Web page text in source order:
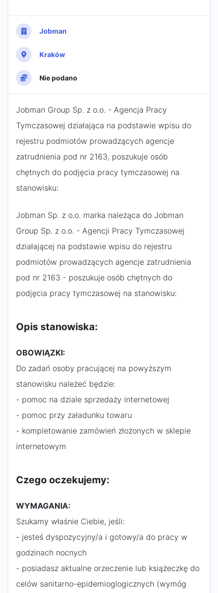
Jobman
Kraków
Nie podano
Jobman Group Sp. z o.o. - Agencja Pracy
Tymczasowej działająca na podstawie wpisu do
rejestru podmiotów prowadzących agencje
zatrudnienia pod nr 2163, poszukuje osób
chętnych do podjęcia pracy tymczasowej na
stanowisku:
Jobman Sp. z o.o. marka należąca do Jobman
Group Sp. z o.o. - Agencji Pracy Tymczasowej
działającej na podstawie wpisu do rejestru
podmiotów prowadzących agencje zatrudnienia
pod nr 2163 - poszukuje osób chętnych do
podjęcia pracy tymczasowej na stanowisku:
Opis stanowiska:
OBOWIĄZKI:
Do zadań osoby pracującej na powyższym
stanowisku należeć będzie:
- pomoc na dziale sprzedaży internetowej
- pomoc przy załadunku towaru
- kompletowanie zamówień złożonych w sklepie
internetowym
Czego oczekujemy:
WYMAGANIA:
Szukamy właśnie Ciebie, jeśli:
- jesteś dyspozycyjny/a i gotowy/a do pracy w
godzinach nocnych
- posiadasz aktualne orzeczenie lub książeczkę do
celów sanitarno-epidemioglogicznych (wymóg